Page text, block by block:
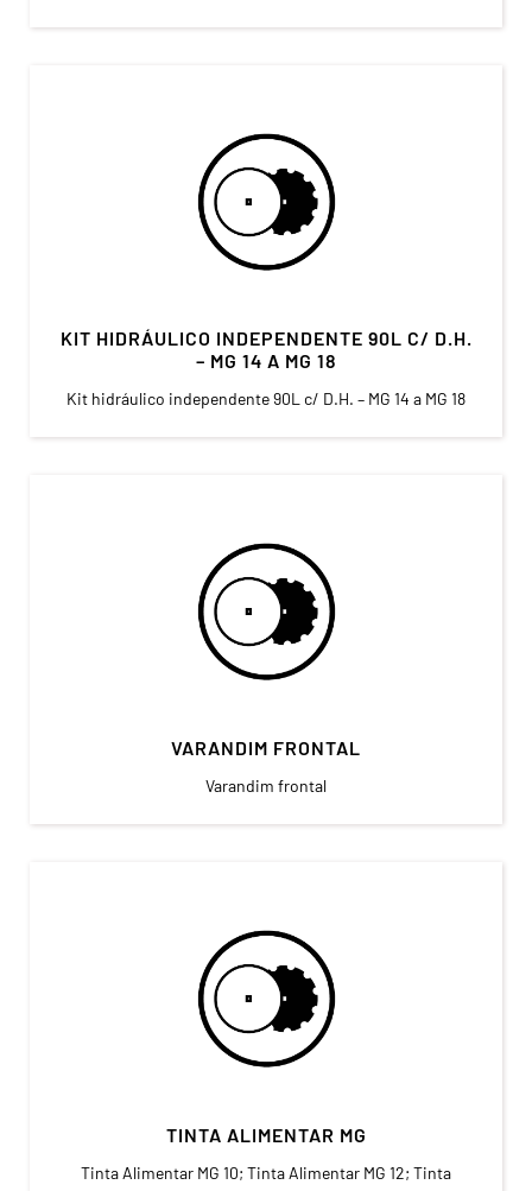
KIT HIDRÁULICO INDEPENDENTE 90L C/ D.H.
– MG 14 A MG 18
Kit hidráulico independente 90L c/ D.H. – MG 14 a MG 18
VARANDIM FRONTAL
Varandim frontal
TINTA ALIMENTAR MG
Tinta Alimentar MG 10; Tinta Alimentar MG 12; Tinta